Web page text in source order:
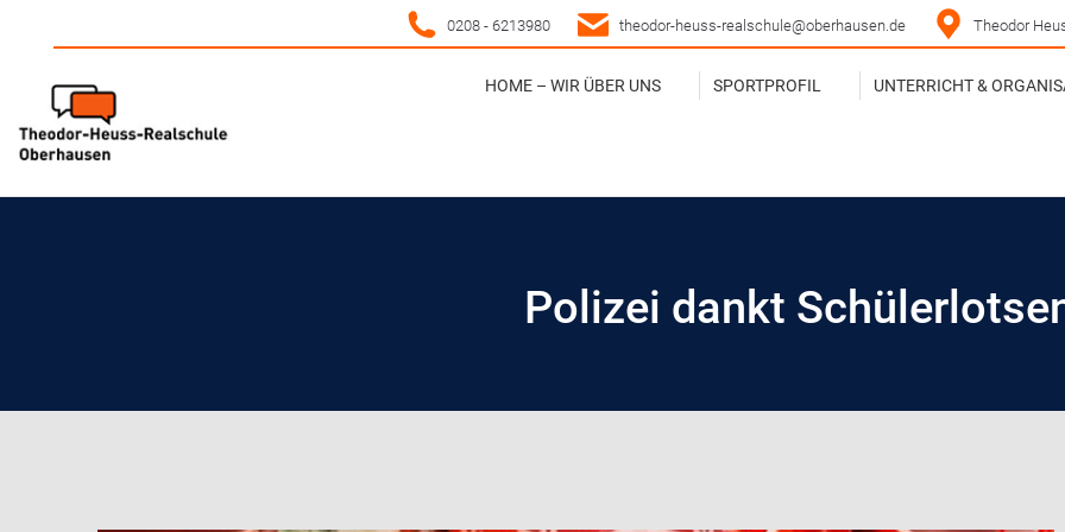
0208 - 6213980 theodor-heuss-realschule@oberhausen.de Theodor
HOME – WIR ÜBER UNS SPORTPROFIL UNTERRICHT &
Polizei dankt
HOME – WIR ÜBER UNS SPORTPROFIL UNTERRICHT &